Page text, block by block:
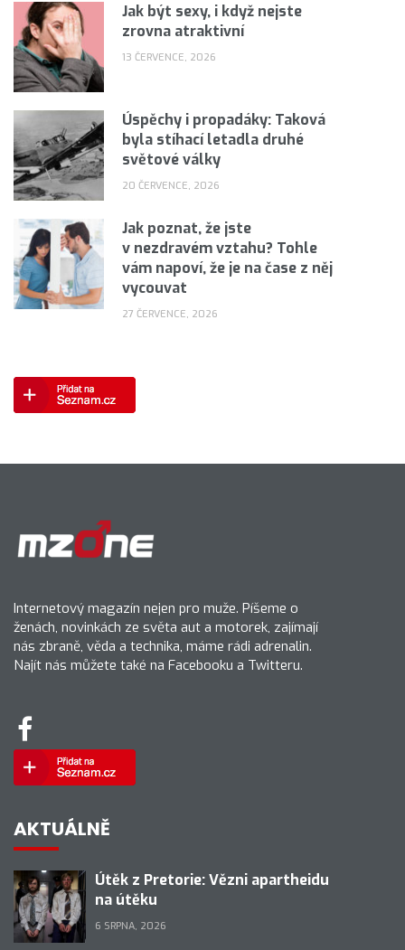
Jak být sexy, i když nejste
zrovna atraktivní
13 ČERVENCE, 2026
Úspěchy i propadáky: Taková
byla stíhací letadla druhé
světové války
20 ČERVENCE, 2026
Jak poznat, že jste
v nezdravém vztahu? Tohle
vám napoví, že je na čase z něj
vycouvat
27 ČERVENCE, 2026
Internetový magazín nejen pro muže. Píšeme o
ženách, novinkách ze světa aut a motorek, zajímají
nás zbraně, věda a technika, máme rádi adrenalin.
Najít nás můžete také na Facebooku a Twitteru.
AKTUÁLNĚ
Útěk z Pretorie: Vězni apartheidu
na útěku
6 SRPNA, 2026